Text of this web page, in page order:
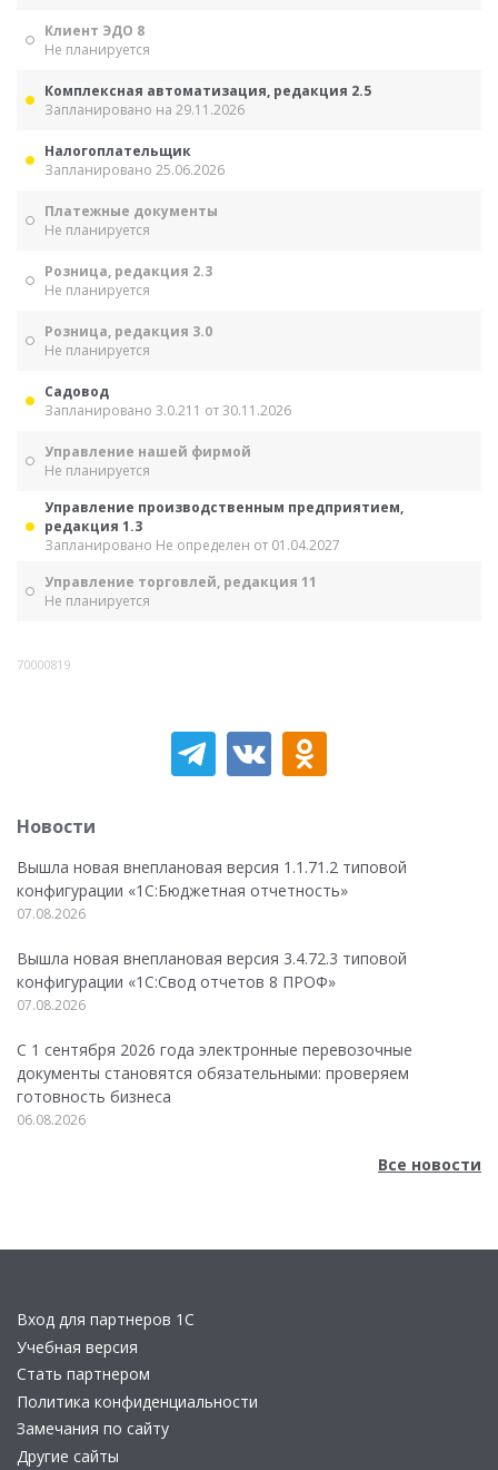
Клиент ЭДО 8
Не планируется
Комплексная автоматизация, редакция 2.5
Запланировано на 29.11.2026
Налогоплательщик
Запланировано 25.06.2026
Платежные документы
Не планируется
Розница, редакция 2.3
Не планируется
Розница, редакция 3.0
Не планируется
Садовод
Запланировано 3.0.211 от 30.11.2026
Управление нашей фирмой
Не планируется
Управление производственным предприятием,
редакция 1.3
Запланировано Не определен от 01.04.2027
Управление торговлей, редакция 11
Не планируется
70000819
Новости
Вышла новая внеплановая версия 1.1.71.2 типовой
конфигурации «1C:Бюджетная отчетность»
07.08.2026
Вышла новая внеплановая версия 3.4.72.3 типовой
конфигурации «1C:Свод отчетов 8 ПРОФ»
07.08.2026
С 1 сентября 2026 года электронные перевозочные
документы становятся обязательными: проверяем
готовность бизнеса
06.08.2026
Все новости
Вход для партнеров 1С
Учебная версия
Стать партнером
Политика конфиденциальности
Замечания по сайту
Другие сайты